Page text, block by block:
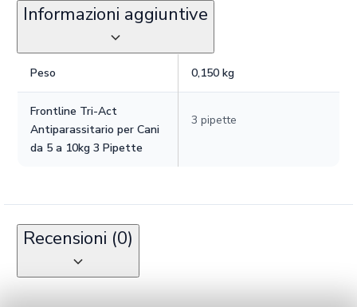
Informazioni aggiuntive
Peso 0,150 kg
Frontline Tri-Act
Antiparassitario per Cani
da 5 a 10kg 3 Pipette
3 pipette
Recensioni (0)